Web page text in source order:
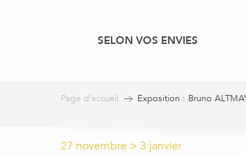
SELON VOS ENVIES
Page d’accueil Exposition : Bruno
27 novembre > 3 janvier